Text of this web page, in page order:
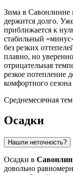
Зима в Савонлинне
держится долго.
приближается к
стабильный
без резких
плавно, но
отрицательная
резкое потепление
комфортного
Среднемесячная
Осадки
Нашли неточность?
Осадки в
довольно